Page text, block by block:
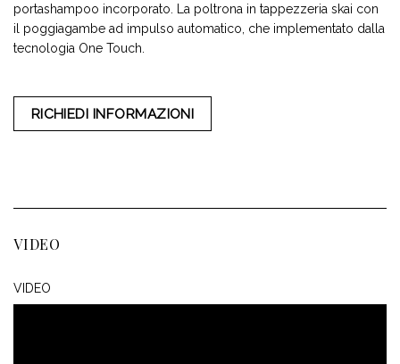
portashampoo incorporato. La poltrona in tappezzeria skai con
il poggiagambe ad impulso automatico, che implementato dalla
tecnologia One Touch.
RICHIEDI INFORMAZIONI
VIDEO
VIDEO